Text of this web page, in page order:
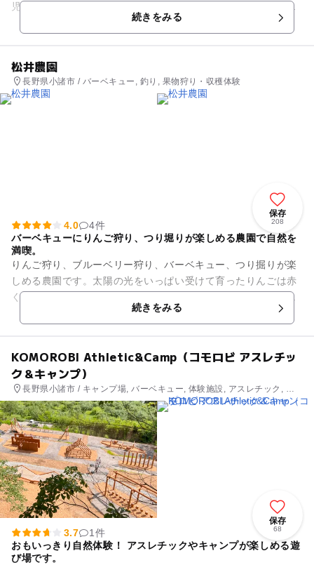
児童遊園地はなんと入場が無料！お気に入り、興味のある乗り
続きをみる
松井農園
長野県小諸市 / バーベキュー, 釣り, 果物狩り・収穫体験
保存
208
4.0
4件
バーベキューにりんご狩り、つり堀りが楽しめる農園で自然を
満喫。
りんご狩り、ブルーベリー狩り、バーベキュー、つり掘りが楽
しめる農園です。太陽の光をいっぱい受けて育ったりんごは赤
くて甘くておいしいです。無農薬のブルーベリーもぶどうのよ
うに熟していて、とれたての...続きをみる
KOMOROBI Athletic&Camp（コモロビ アスレチッ
ク＆キャンプ）
長野県小諸市 / キャンプ場, バーベキュー, 体験施設, アスレチック, 自
然体験・アクティビティ
保存
68
3.7
1件
おもいっきり自然体験！ アスレチックやキャンプが楽しめる遊
び場です。